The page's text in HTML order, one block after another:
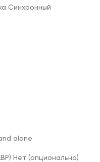
Синхронный
alone
Нет (опционально)